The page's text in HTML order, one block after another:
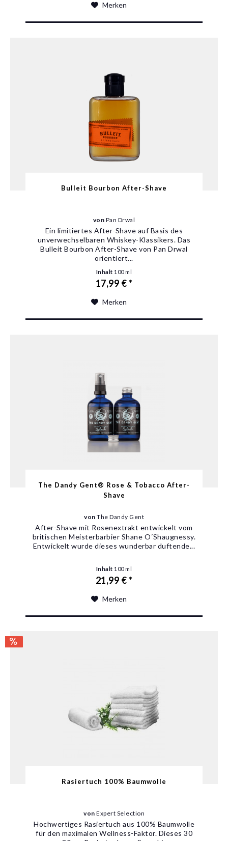
Merken
Bulleit Bourbon After-Shave
von Pan Drwal
Ein limitiertes After-Shave auf Basis des
unverwechselbaren Whiskey-Klassikers. Das
Bulleit Bourbon After-Shave von Pan Drwal
orientiert...
Inhalt 100 ml
17,99 € *
Merken
The Dandy Gent® Rose & Tobacco After-
Shave
vonThe Dandy Gent
After-Shave mit Rosenextrakt entwickelt vom
britischen Meisterbarbier Shane O´Shaugnessy.
Entwickelt wurde dieses wunderbar duftende...
Inhalt 100 ml
21,99 € *
Merken
Rasiertuch 100% Baumwolle
vonExpert Selection
Hochwertiges Rasiertuch aus 100% Baumwolle
für den maximalen Wellness-Faktor. Dieses 30